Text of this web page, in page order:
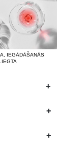
IEGĀDĀŠANĀS